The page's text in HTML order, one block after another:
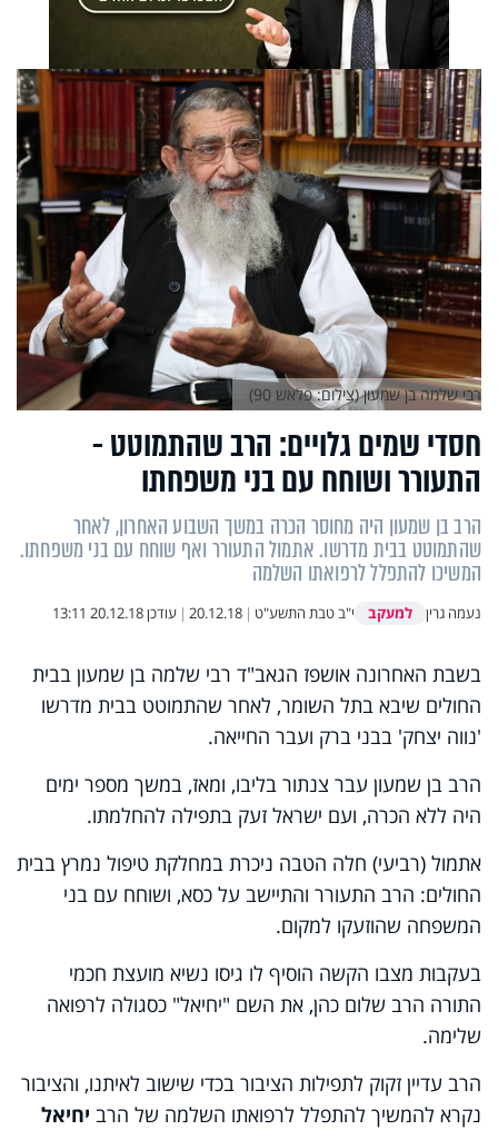
חסדי שמים גלויים: הרב שהתמוטט -
התעורר ושוחח עם בני משפחתו
הרב בן שמעון היה מחוסר הכרה במשך השבוע האחרון, לאחר
שהתמוטט בבית מדרשו. אתמול התעורר ואף שוחח עם בני משפחתו.
המשיכו להתפלל לרפואתו השלמה
נעמה גרין למעקב י"ב טבת התשע"ט |
20.12.18
| עודכן20.12.18 13:11
רבי שלמה בן שמעון (צילום: פלאש 90)
בשבת האחרונה אושפז הגאב"ד רבי שלמה בן שמעון בבית
החולים שיבא בתל השומר, לאחר שהתמוטט בבית מדרשו
'נווה יצחק' בבני ברק ועבר החייאה.
הרב בן שמעון עבר צנתור בליבו, ומאז, במשך מספר ימים
היה ללא הכרה, ועם ישראל זעק בתפילה להחלמתו.
אתמול (רביעי) חלה הטבה ניכרת במחלקת טיפול נמרץ בבית
החולים: הרב התעורר והתיישב על כסא, ושוחח עם בני
המשפחה שהוזעקו למקום.
בעקבות מצבו הקשה הוסיף לו גיסו נשיא מועצת חכמי
התורה הרב שלום כהן, את השם "יחיאל" כסגולה לרפואה
שלימה.
הרב עדיין זקוק לתפילות הציבור בכדי שישוב לאיתנו, והציבור
נקרא להמשיך להתפלל לרפואתו השלמה של הרב יחיאל